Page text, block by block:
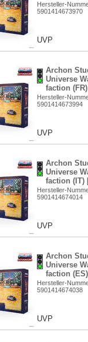
Hersteller-
5901414673970
UVP
Archon
Universe
faction
Hersteller-
5901414673994
UVP
Archon
Universe
faction (IT)
Hersteller-
5901414674014
UVP
Archon
Universe
faction
Hersteller-
5901414674038
UVP